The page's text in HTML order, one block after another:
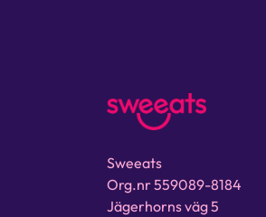
Sweeats
Org.nr 559089-8184
Jägerhorns väg 5